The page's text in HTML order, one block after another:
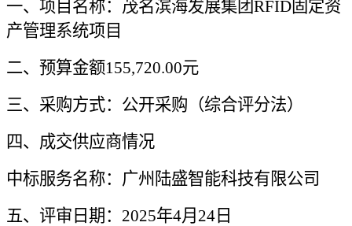
一、 项目名称： 茂名滨海发展集团RFID固定资
产管理系统项目
二、预算金额155,720.00元
三、采购方式：公开采购（综合评分法）
四、成交供应商情况
中标服务名称：广州陆盛智能科技有限公司
五、评审日期：2025年4月 24 日